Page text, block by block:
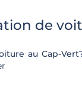
de
au Cap-